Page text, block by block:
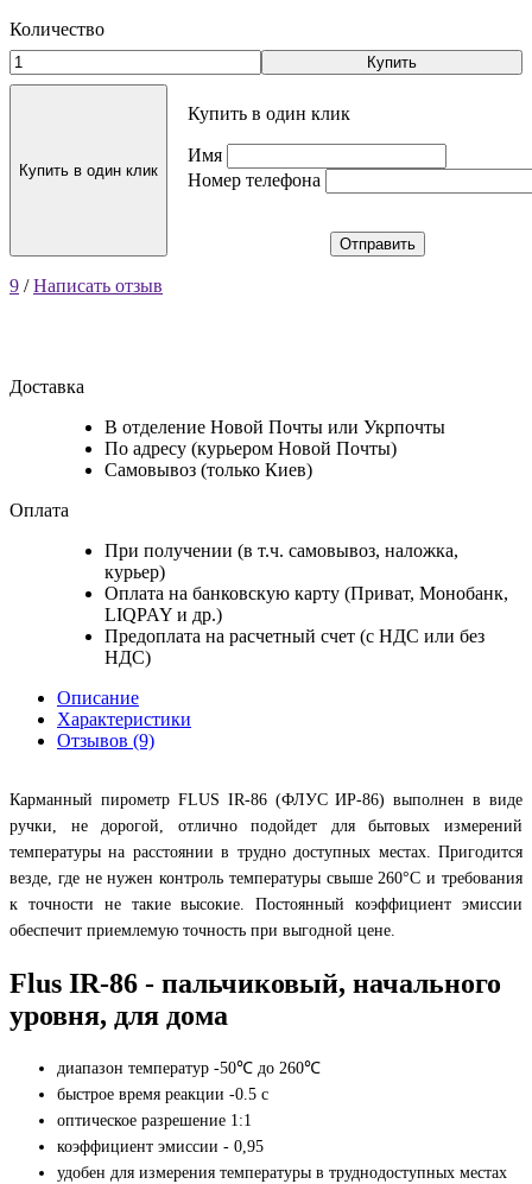
Количество
Купить
Купить в один клик
Купить в один клик
Имя
Номер телефона
Отправить
9 /Написать отзыв
Доставка
В отделение Новой Почты или Укрпочты
По адресу (курьером Новой Почты)
Самовывоз (только Киев)
Оплата
При получении (в т.ч. самовывоз, наложка,
курьер)
Оплата на банковскую карту (Приват, Монобанк,
LIQPAY и др.)
Предоплата на расчетный счет (с НДС или без
НДС)
Описание
Характеристики
Отзывов (9)
Карманный пирометр FLUS IR-86 (ФЛУС ИР-86) выполнен в виде
ручки, не дорогой, отлично подойдет для бытовых измерений
температуры на расстоянии в трудно доступных местах. Пригодится
везде, где не нужен контроль температуры свыше 260°С и требования
к точности не такие высокие. Постоянный коэффициент эмиссии
обеспечит приемлемую точность при выгодной цене.
Flus IR-86 - пальчиковый, начального
уровня, для дома
диапазон температур -50℃ до 260℃
быстрое время реакции -0.5 с
оптическое разрешение 1:1
коэффициент эмиссии - 0,95
удобен для измерения температуры в труднодоступных местах